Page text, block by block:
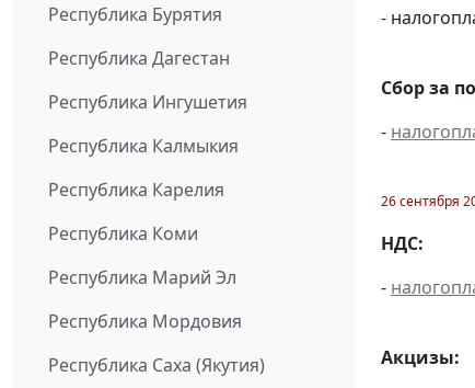
Республика Бурятия
Республика Дагестан
Республика Ингушетия
Республика Калмыкия
Республика Карелия
Республика Коми
Республика Марий Эл
Республика Мордовия
Республика Саха (Якутия)
-
Сбор за
-
26 сентября
НДС:
-
Акцизы: